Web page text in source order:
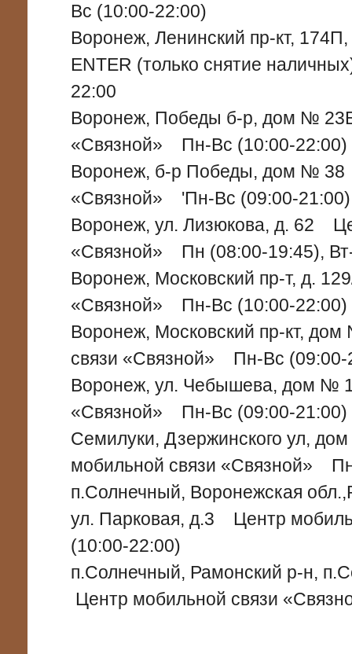
Вс (10:00-22:00)
Воронеж, Ленинский пр-кт,
ENTER (только снятие
22:00
Воронеж, Победы б-р, дом №
«Связной» Пн-Вс (10:00-22:00)
Воронеж, б-р Победы, дом №
«Связной» 'Пн-Вс (09:00-21:00)
Воронеж, ул. Лизюкова, д. 62
«Связной» Пн (08:00-19:45),
Воронеж, Московский пр-т, д.
«Связной» Пн-Вс (10:00-22:00)
Воронеж, Московский пр-кт,
связи «Связной» Пн-Вс (09:00-
Воронеж, ул. Чебышева, дом №
«Связной» Пн-Вс (09:00-21:00)
Семилуки, Дзержинского ул,
мобильной связи «Связной»
п.Солнечный, Воронежская
ул. Парковая, д.3 Центр
(10:00-22:00)
п.Солнечный, Рамонский р-н,
Центр мобильной связи